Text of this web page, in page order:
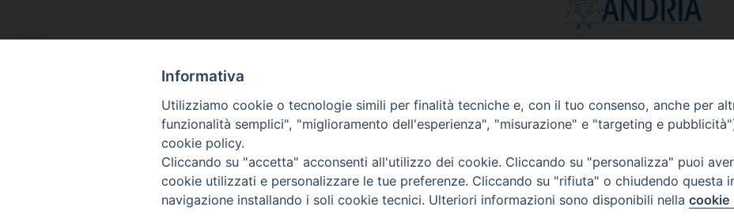
76123 - Andria (BT)
diocesi@diocesiandria.org
+39 0883.593032
+39 0883.592596
Orari uffici
Calendario diocesano
Informativa
Utilizziamo cookie o tecnologie simili per finalità tecniche e, con il tuo consenso, anche per
funzionalità semplici", "miglioramento dell'esperienza", "misurazione" e "targeting e
cookie policy.
Cliccando su "accetta" acconsenti all'utilizzo dei cookie. Cliccando su "personalizza" puoi
cookie utilizzati e personalizzare le tue preferenze. Cliccando su "rifiuta" o chiudendo questa
navigazione installando i soli cookie tecnici. Ulteriori informazioni sono disponibili nella cookie